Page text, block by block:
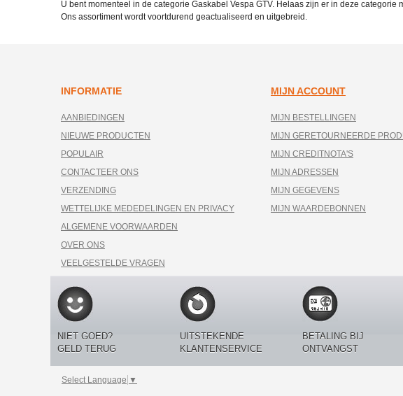
U bent momenteel in de categorie Gaskabel Vespa GTV. Helaas zijn er in deze categorie
Ons assortiment wordt voortdurend geactualiseerd en uitgebreid.
INFORMATIE
AANBIEDINGEN
NIEUWE PRODUCTEN
POPULAIR
CONTACTEER ONS
VERZENDING
WETTELIJKE MEDEDELINGEN EN PRIVACY
ALGEMENE VOORWAARDEN
OVER ONS
VEELGESTELDE VRAGEN
MIJN ACCOUNT
MIJN BESTELLINGEN
MIJN GERETOURNEERDE
MIJN CREDITNOTA'S
MIJN ADRESSEN
MIJN GEGEVENS
MIJN WAARDEBONNEN
NIET GOED?
GELD TERUG
UITSTEKENDE
KLANTENSERVICE
BETALING BIJ
ONTVANGST
Select Language ▼